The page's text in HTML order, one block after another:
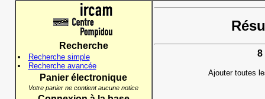
Recherche
Recherche simple
Recherche avancée
Panier électronique
Votre panier ne contient aucune notice
8
Ajouter toutes